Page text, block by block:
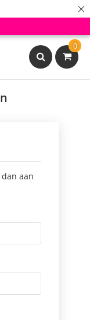
×
0
Search
aan